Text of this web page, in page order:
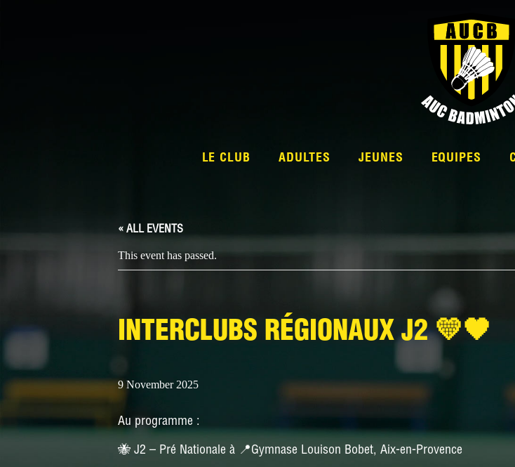
LE CLUB ADULTES JEUNES EQUIPES
« ALL EVENTS
This event has passed.
INTERCLUBS RÉGIONAUX J2 💛🖤
9 November 2025
Au programme :
🐝 J2 – Pré Nationale à 📍Gymnase Louison Bobet, Aix-en-Provence